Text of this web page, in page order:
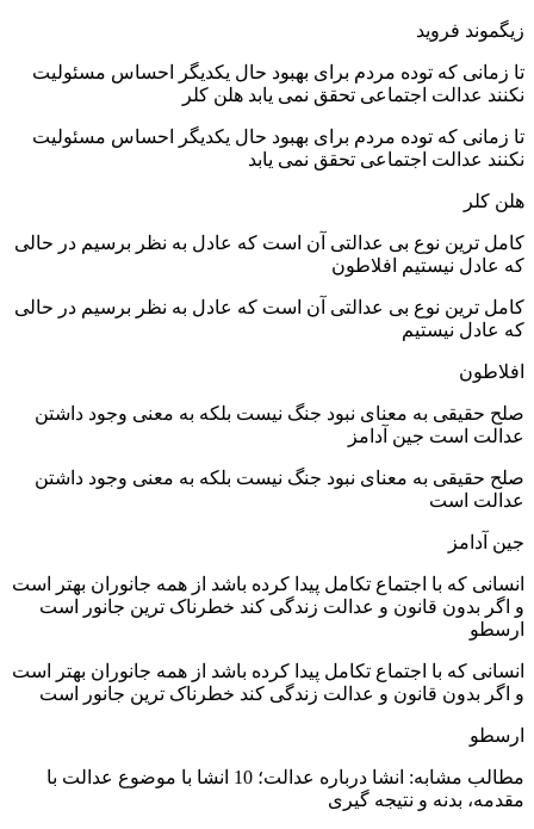
زیگموند فروید
تا زمانی که توده مردم برای بهبود حال یکدیگر احساس مسئولیت
نکنند عدالت اجتماعی تحقق نمی یابد هلن کلر
تا زمانی که توده مردم برای بهبود حال یکدیگر احساس مسئولیت
نکنند عدالت اجتماعی تحقق نمی یابد
هلن کلر
کامل‌ ترین نوع بی‌ عدالتی آن است که عادل به نظر برسیم در حالی
که عادل نیستیم افلاطون
کامل‌ ترین نوع بی‌ عدالتی آن است که عادل به نظر برسیم در حالی
که عادل نیستیم
افلاطون
صلح حقیقی به معنای نبود جنگ نیست بلکه به معنی وجود داشتن
عدالت است جین آدامز
صلح حقیقی به معنای نبود جنگ نیست بلکه به معنی وجود داشتن
عدالت است
جین آدامز
انسانی که با اجتماع تکامل پیدا کرده باشد از همه جانوران بهتر است
و اگر بدون قانون و عدالت زندگی کند خطرناک ترین جانور است
ارسطو
انسانی که با اجتماع تکامل پیدا کرده باشد از همه جانوران بهتر است
و اگر بدون قانون و عدالت زندگی کند خطرناک ترین جانور است
ارسطو
مطالب مشابه: انشا درباره عدالت؛ 10 انشا با موضوع عدالت با
مقدمه، بدنه و نتیجه گیری